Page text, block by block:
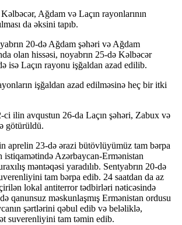
Ağdam və Laçın rayonlarının
da əksini tapıb.
20-də Ağdam şəhəri və Ağdam
olan hissəsi, noyabrın 25-də Kəlbəcər
isə Laçın rayonu işğaldan azad edilib.
işğaldan azad edilməsinə heç bir itki
ci ilin avqustun 26-da Laçın şəhəri, Zabux və
götürüldü.
aprelin 23-də ərazi bütövlüyümüz tam bərpa
istiqamətində Azərbaycan-Ermənistan
məntəqəsi yaradılıb. Sentyabrın 20-də
tam bərpa edib. 24 saatdan da az
lokal antiterror tədbirləri nəticəsində
qanunsuz məskunlaşmış Ermənistan ordusu
şərtlərini qəbul edib və beləliklə,
suverenliyini tam təmin edib.